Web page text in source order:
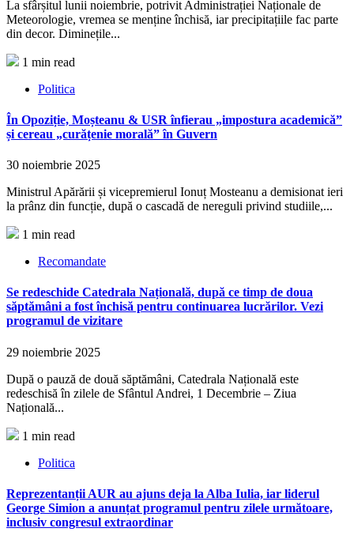
La sfârșitul lunii noiembrie, potrivit Administrației Naționale de
Meteorologie, vremea se menține închisă, iar precipitațiile fac parte
din decor. Diminețile...
1 min read
Politica
În Opoziție, Moșteanu & USR înfierau „impostura academică”
și cereau „curățenie morală” în Guvern
30 noiembrie 2025
Ministrul Apărării și vicepremierul Ionuț Mosteanu a demisionat ieri
la prânz din funcție, după o cascadă de nereguli privind studiile,...
1 min read
Recomandate
Se redeschide Catedrala Națională, după ce timp de doua
săptămâni a fost închisă pentru continuarea lucrărilor. Vezi
programul de vizitare
29 noiembrie 2025
După o pauză de două săptămâni, Catedrala Națională este
redeschisă în zilele de Sfântul Andrei, 1 Decembrie – Ziua
Națională...
1 min read
Politica
Reprezentanții AUR au ajuns deja la Alba Iulia, iar liderul
George Simion a anunțat programul pentru zilele următoare,
inclusiv congresul extraordinar